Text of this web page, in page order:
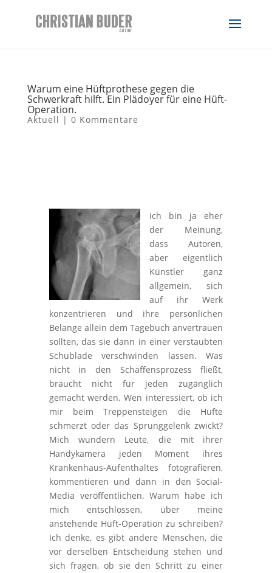
Warum eine Hüftprothese gegen die
Schwerkraft hilft. Ein Plädoyer für eine Hüft-
Operation.
Aktuell | 0 Kommentare
Ich bin ja eher
der Meinung,
dass Autoren,
aber eigentlich
Künstler ganz
allgemein, sich
auf ihr Werk
konzentrieren und ihre persönlichen
Belange allein dem Tagebuch anvertrauen
sollten, das sie dann in einer verstaubten
Schublade verschwinden lassen. Was
nicht in den Schaffensprozess fließt,
braucht nicht für jeden zugänglich
gemacht werden. Wen interessiert, ob ich
mir beim Treppensteigen die Hüfte
schmerzt oder das Sprunggelenk zwickt?
Mich wundern Leute, die mit ihrer
Handykamera jeden Moment ihres
Krankenhaus-Aufenthaltes fotografieren,
kommentieren und dann in den Social-
Media veröffentlichen. Warum habe ich
mich entschlossen, über meine
anstehende Hüft-Operation zu schreiben?
Ich denke, es gibt andere Menschen, die
vor derselben Entscheidung stehen und
sich fragen, ob sie den Schritt zu einer